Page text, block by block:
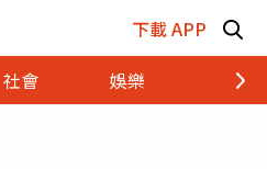
下載 APP
社會 娛樂 財經